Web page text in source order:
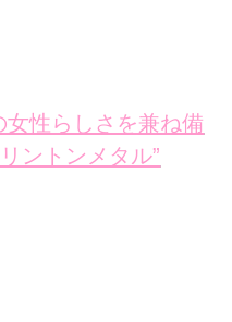
女性らしさを兼ね備
ントンメタル”